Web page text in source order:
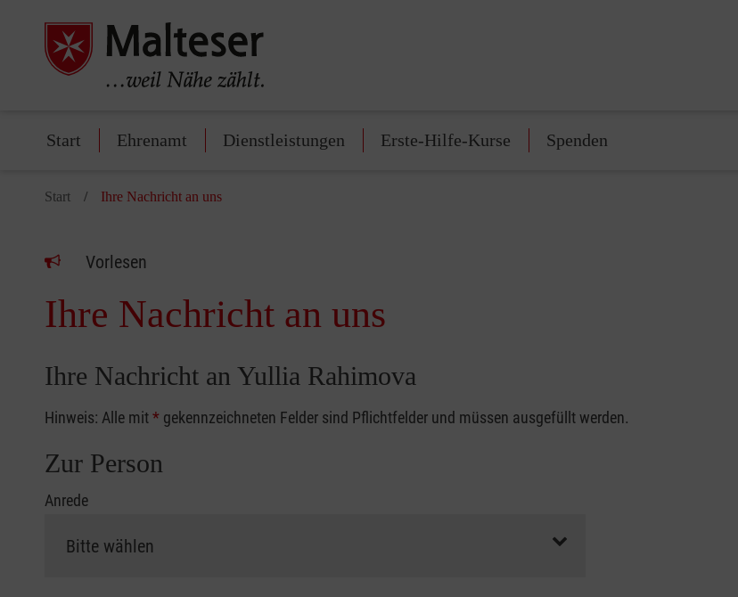
Start Ehrenamt Dienstleistungen Erste-Hilfe-Kurse Spenden
Start Ihre Nachricht an uns
Vorlesen
Ihre Nachricht an uns
Ihre Nachricht an Yullia Rahimova
Hinweis: Alle mit* gekennzeichneten Felder sind Pflichtfelder und müssen ausgefüllt werden.
Zur Person
Anrede